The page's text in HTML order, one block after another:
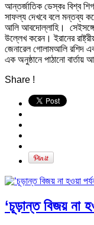
আন্তর্জাতিক ডেস্কঃ বিশ্ব
সাফল্য দেখবে বলে মন্তব্য
আলি আবদোল্লাহি। সেইসঙ্গে
উল্লেখ করেন। ইরানের
জেনারেল গোলামআলি রশিদ
এক অনুষ্ঠানে পাঠানো
Share !
‘চূড়ান্ত বিজয় না